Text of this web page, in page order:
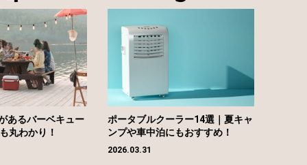
あるバーベキュー
丸わかり！
ポータブルクーラー14選｜夏キャ
ンプや車中泊にもおすすめ！
2026.03.31